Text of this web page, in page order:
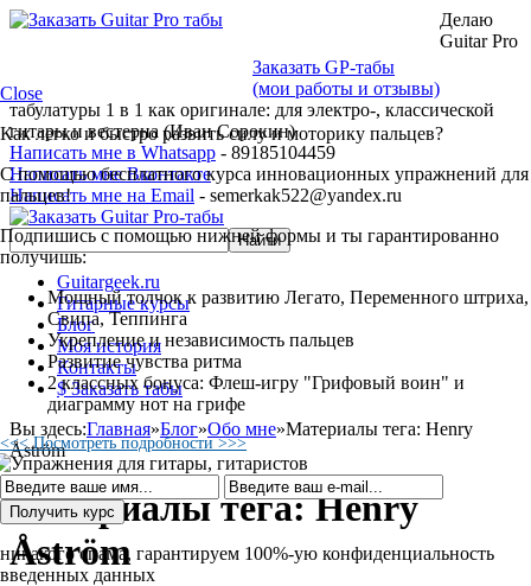
Заказать GP-табы
(мои работы и отзывы)
Делаю
Guitar Pro
табулатуры 1 в 1 как оригинале: для электро-, классической
гитары и вестерна (Иван Сорокин)
Написать мне в Whatsapp - 89185104459
Написать мне Вконтакте
Написать мне на Email - semerkak522@yandex.ru
Guitargeek.ru
Гитарные курсы
Блог
Моя история
Контакты
$ Заказать табы
Вы здесь:Главная»Блог»Обо мне»Материалы тега: Henry
Åström
Материалы тега: Henry
Åström
Close
Как легко и быстро развить силу и моторику пальцев?
С помощью бесплатного курса инновационных упражнений для
пальцев!
Подпишись с помощью нижней формы и ты гарантированно
получишь:
Мощный толчок к развитию Легато, Переменного штриха,
Свипа, Теппинга
Укрепление и независимость пальцев
Развитие чувства ритма
2 классных бонуса: Флеш-игру "Грифовый воин" и
диаграмму нот на грифе
<<< Посмотреть подробности >>>
никакого спама, гарантируем 100%-ую конфиденциальность
введенных данных